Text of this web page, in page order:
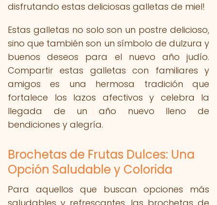
disfrutando estas deliciosas galletas de miel!
Estas galletas no solo son un postre delicioso,
sino que también son un símbolo de dulzura y
buenos deseos para el nuevo año judío.
Compartir estas galletas con familiares y
amigos es una hermosa tradición que
fortalece los lazos afectivos y celebra la
llegada de un año nuevo lleno de
bendiciones y alegría.
Brochetas de Frutas Dulces: Una
Opción Saludable y Colorida
Para aquellos que buscan opciones más